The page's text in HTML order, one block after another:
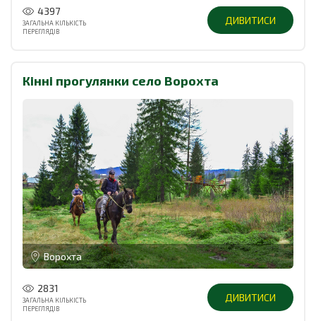
4397
ЗАГАЛЬНА КІЛЬКІСТЬ
ПЕРЕГЛЯДІВ
ДИВИТИСИ
Кінні прогулянки село Ворохта
Ворохта
2831
ЗАГАЛЬНА КІЛЬКІСТЬ
ПЕРЕГЛЯДІВ
ДИВИТИСИ